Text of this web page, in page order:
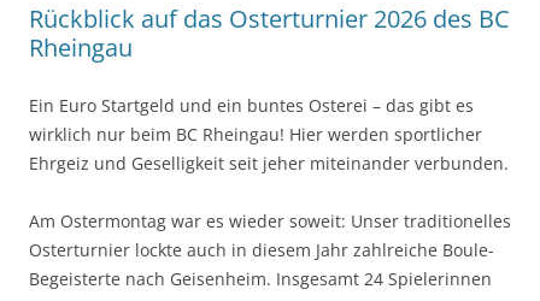
Rückblick auf das Osterturnier 2026 des BC
Rheingau
Ein Euro Startgeld und ein buntes Osterei – das gibt es
wirklich nur beim BC Rheingau! Hier werden sportlicher
Ehrgeiz und Geselligkeit seit jeher miteinander verbunden.
Am Ostermontag war es wieder soweit: Unser traditionelles
Osterturnier lockte auch in diesem Jahr zahlreiche Boule-
Begeisterte nach Geisenheim. Insgesamt 24 Spielerinnen